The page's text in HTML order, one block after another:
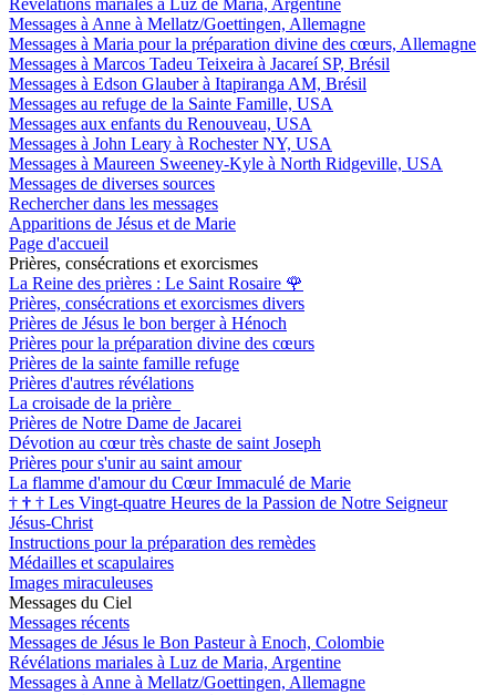
Messages à Anne à Mellatz/Goettingen, Allemagne
Messages à Maria pour la préparation divine des cœurs, Allemagne
Messages à Marcos Tadeu Teixeira à Jacareí SP, Brésil
Messages à Edson Glauber à Itapiranga AM, Brésil
Messages au refuge de la Sainte Famille, USA
Messages aux enfants du Renouveau, USA
Messages à John Leary à Rochester NY, USA
Messages à Maureen Sweeney-Kyle à North Ridgeville, USA
Messages de diverses sources
Rechercher dans les messages
Apparitions de Jésus et de Marie
Page d'accueil
Prières, consécrations et exorcismes
La Reine des prières : Le Saint Rosaire 🌹
Prières, consécrations et exorcismes divers
Prières de Jésus le bon berger à Hénoch
Prières pour la préparation divine des cœurs
Prières de la sainte famille refuge
Prières d'autres révélations
La croisade de la prière
Prières de Notre Dame de Jacarei
Dévotion au cœur très chaste de saint Joseph
Prières pour s'unir au saint amour
La flamme d'amour du Cœur Immaculé de Marie
† † † Les Vingt-quatre Heures de la Passion de Notre Seigneur
Jésus-Christ
Instructions pour la préparation des remèdes
Médailles et scapulaires
Images miraculeuses
Messages du Ciel
Messages récents
Messages de Jésus le Bon Pasteur à Enoch, Colombie
Révélations mariales à Luz de Maria, Argentine
Messages à Anne à Mellatz/Goettingen, Allemagne